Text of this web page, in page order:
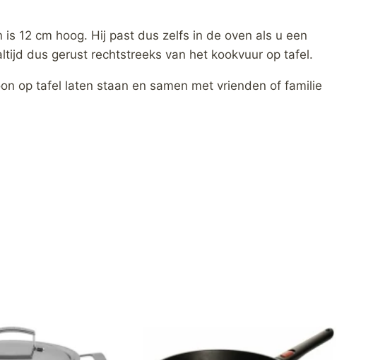
12 cm hoog. Hij past dus zelfs in de oven als u een
dus gerust rechtstreeks van het kookvuur op tafel.
op tafel laten staan en samen met vrienden of familie